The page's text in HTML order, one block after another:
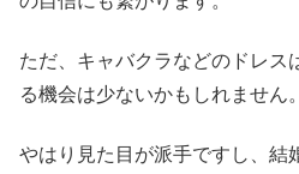
ただ、キャバクラなどのドレス
る機会は少ないかもしれません。
やはり見た目が派手ですし、結